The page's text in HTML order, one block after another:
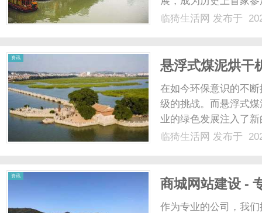
比亚迪亮相2023东京
临猗生活网 发布于
资讯
悬浮式煤泥烘干
在如今环保意识的不
级的挑战。而悬浮式
业的绿色发展注入了
干机采用了先进的悬
临猗生活网 发布于
资讯
商城网站建设 -
电商解决方案
作为专业的公司，我